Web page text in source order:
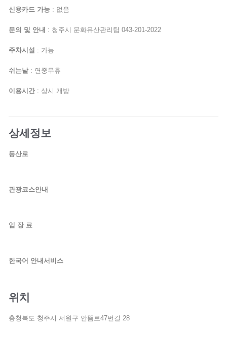
신용카드 가능 : 없음
문의 및 안내 : 청주시 문화유산관리팀 043-201-2022
주차시설 : 가능
쉬는날 : 연중무휴
이용시간 : 상시 개방
상세정보
등산로
관광코스안내
입 장 료
한국어 안내서비스
위치
충청북도 청주시 서원구 안뜸로47번길 28